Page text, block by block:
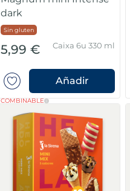
dark
Sin gluten
5,99 €
COMBINABLE
Caixa 6u 330 ml
Añadir